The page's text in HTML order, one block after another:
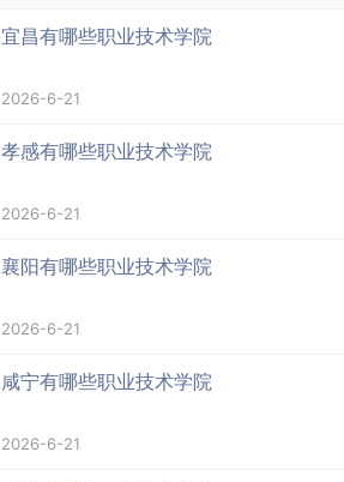
宜昌有哪些职业技术学院
2026-6-21
孝感有哪些职业技术学院
2026-6-21
襄阳有哪些职业技术学院
2026-6-21
咸宁有哪些职业技术学院
2026-6-21